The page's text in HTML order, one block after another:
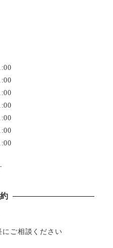
ご相談ください